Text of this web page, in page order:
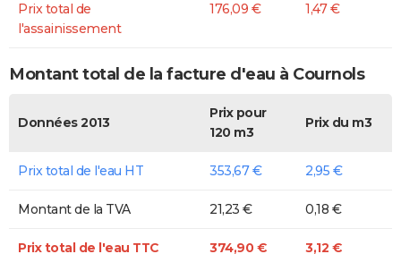
Prix total de
l'assainissement
176,09 € 1,47 €
Montant total de la facture d'eau à Cournols
Données 2013
Prix pour
120 m3
Prix du m3
Prix total de l'eau HT 353,67 € 2,95 €
Montant de la TVA 21,23 € 0,18 €
Prix total de l'eau TTC 374,90 € 3,12 €